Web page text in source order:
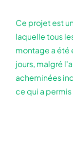
Ce projet est
laquelle tous
montage a été
jours, malgré
acheminées
ce qui a